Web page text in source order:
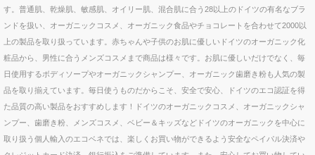
す。普通肌、乾燥肌、敏感肌、オイリー肌、混合肌に合う28以上のドイツの有名なブラ
ンドを扱い、オーガニックコスメ、オーガニック食品やチョコレートを合わせて2000以
上の製品を取り扱っています。赤ちゃんや子供のお肌に優しいドイツのオーガニック化
粧品から、男性に合うメンズコスメまで商品は様々です。お肌に優しいだけでなく、毎
日使用するボディソープやオーガニックシャンプー、オーガニック歯磨き粉も人気の製
品を取り揃えています。毎日使うものだからこそ、安全で安心、ドイツのエコ認証を得
た品質の高い製品をおすすめします！ドイツのオーガニックコスメ、オーガニックシャ
ンプー、歯磨き粉、メンズコスメ、ベビー＆キッズなどドイツのオーガニックを中心に
取り扱う個人輸入のエコベネでは、楽しくお買い物ができるよう安全なペイパル決済や